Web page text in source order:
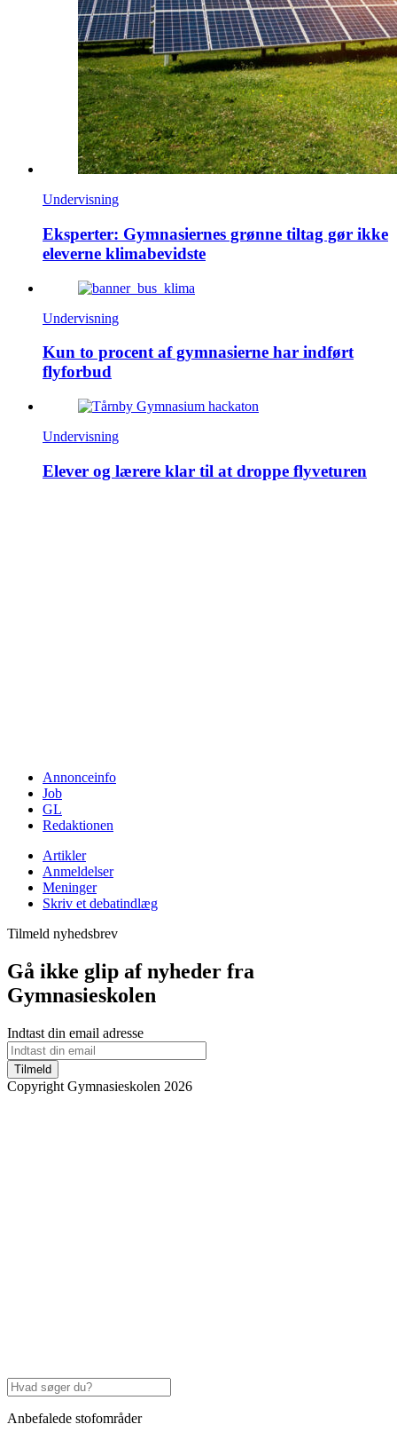
Undervisning
Eksperter: Gymnasiernes grønne tiltag gør ikke
eleverne klimabevidste
Undervisning
Kun to procent af gymnasierne har indført
flyforbud
Undervisning
Elever og lærere klar til at droppe flyveturen
Annonceinfo
Job
GL
Redaktionen
Artikler
Anmeldelser
Meninger
Skriv et debatindlæg
Tilmeld nyhedsbrev
Gå ikke glip af nyheder fra
Gymnasieskolen
Indtast din email adresse
Tilmeld
Copyright Gymnasieskolen 2026
Anbefalede stofområder